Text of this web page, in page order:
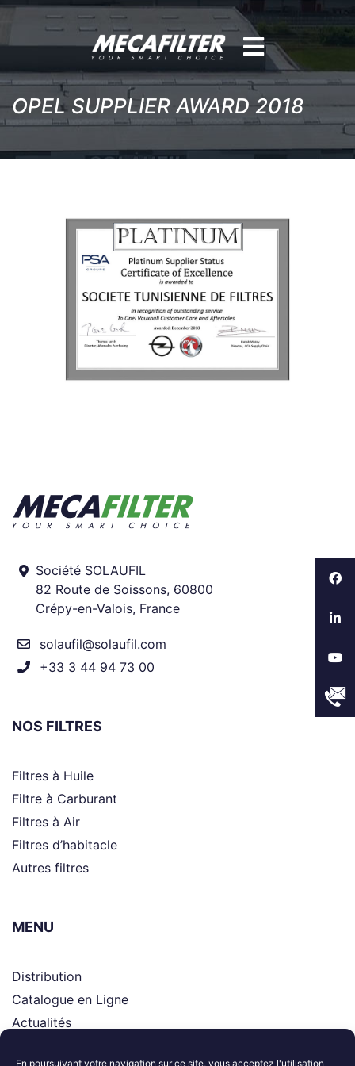
En poursuivant votre navigation sur ce site, vous acceptez l'utilisation
OPEL SUPPLIER AWARD 2018
Société SOLAUFIL
82 Route de Soissons, 60800
Crépy-en-Valois, France
solaufil@solaufil.com
+33 3 44 94 73 00
NOS FILTRES
Filtres à Huile
Filtre à Carburant
Filtres à Air
Filtres d’habitacle
Autres filtres
MENU
Distribution
Catalogue en Ligne
Actualités